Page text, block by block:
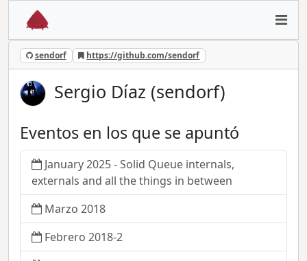
sendorf https://github.com/sendorf
Sergio Díaz (sendorf)
Eventos en los que se apuntó
January 2025 - Solid Queue internals,
externals and all the things in between
Marzo 2018
Febrero 2018-2